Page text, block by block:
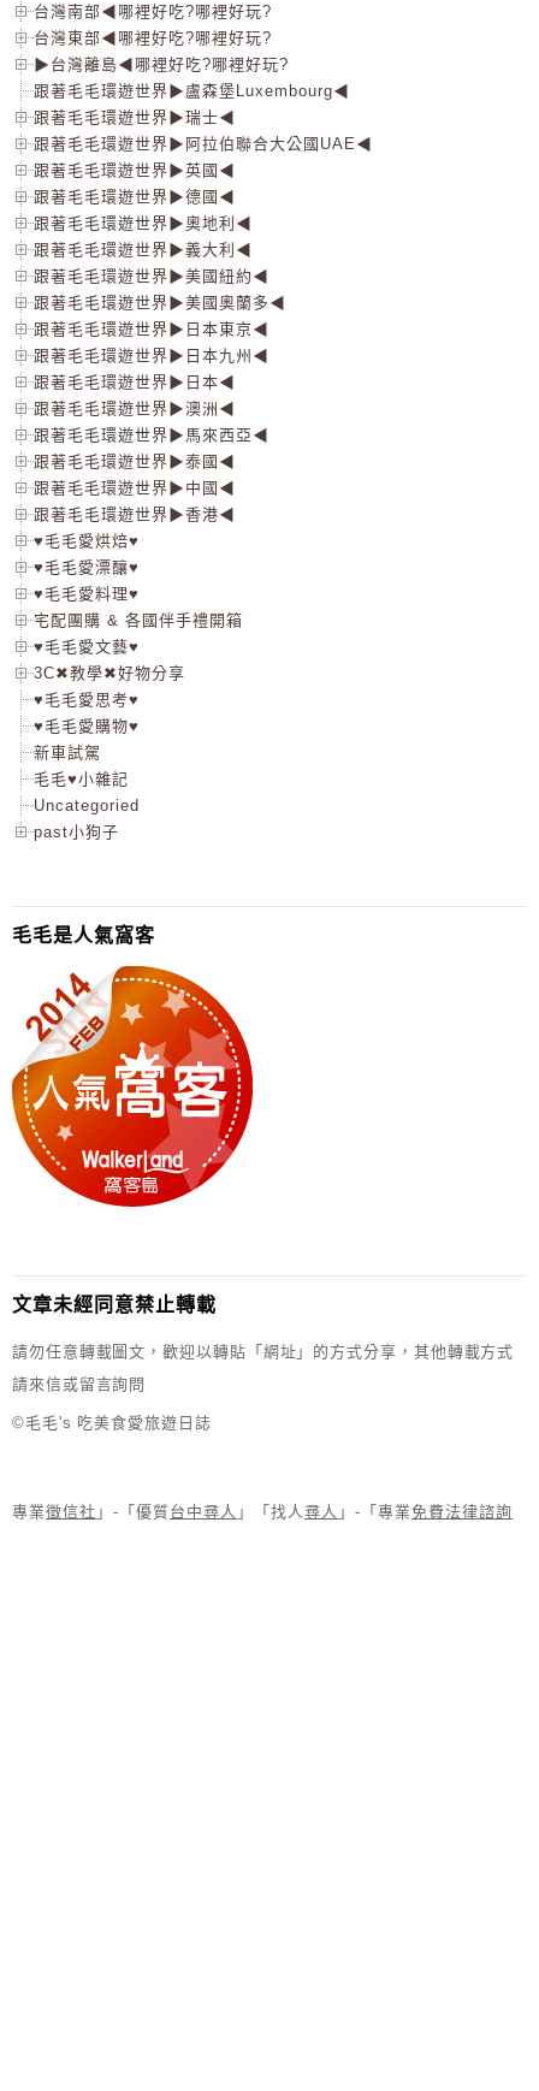
台灣南部◀哪裡好吃?哪裡好玩?
台灣東部◀哪裡好吃?哪裡好玩?
▶台灣離島◀哪裡好吃?哪裡好玩?
跟著毛毛環遊世界▶盧森堡Luxembourg◀
跟著毛毛環遊世界▶瑞士◀
跟著毛毛環遊世界▶阿拉伯聯合大公國UAE◀
跟著毛毛環遊世界▶英國◀
跟著毛毛環遊世界▶德國◀
跟著毛毛環遊世界▶奧地利◀
跟著毛毛環遊世界▶義大利◀
跟著毛毛環遊世界▶美國紐約◀
跟著毛毛環遊世界▶美國奧蘭多◀
跟著毛毛環遊世界▶日本東京◀
跟著毛毛環遊世界▶日本九州◀
跟著毛毛環遊世界▶日本◀
跟著毛毛環遊世界▶澳洲◀
跟著毛毛環遊世界▶馬來西亞◀
跟著毛毛環遊世界▶泰國◀
跟著毛毛環遊世界▶中國◀
跟著毛毛環遊世界▶香港◀
♥毛毛愛烘焙♥
♥毛毛愛漂釀♥
♥毛毛愛料理♥
宅配團購 & 各國伴手禮開箱
♥毛毛愛文藝♥
3C✖教學✖好物分享
♥毛毛愛思考♥
♥毛毛愛購物♥
新車試駕
毛毛♥小雜記
Uncategoried
past小狗子
毛毛是人氣窩客
文章未經同意禁止轉載
請勿任意轉載圖文，歡迎以轉貼「網址」的方式分享，其他轉載方式
請來信或留言詢問
©毛毛's 吃美食愛旅遊日誌
專業徵信社 」-「優質台中尋人 」「找人 尋人 」-「專業免費法律諮詢